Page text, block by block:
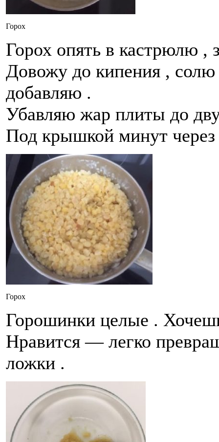
Горох
Горох опять в кастрюлю ,
Довожу до кипения , солю
добавляю .
Убавляю жар плиты до
Под крышкой минут через
Горох
Горошинки целые .
Нравится — легко
ложки .